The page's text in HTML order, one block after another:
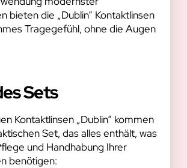
bieten die „Dublin“ Kontaktlinsen
Tragegefühl, ohne die Augen
Sets
Kontaktlinsen „Dublin“ kommen
Set, das alles enthält, was
und Handhabung Ihrer
benötigen: